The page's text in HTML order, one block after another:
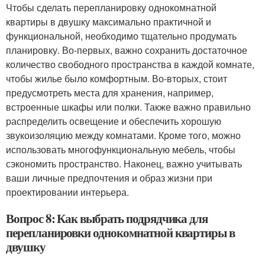
Чтобы сделать перепланировку однокомнатной
квартиры в двушку максимально практичной и
функциональной, необходимо тщательно продумать
планировку. Во-первых, важно сохранить достаточное
количество свободного пространства в каждой комнате,
чтобы жилье было комфортным. Во-вторых, стоит
предусмотреть места для хранения, например,
встроенные шкафы или полки. Также важно правильно
распределить освещение и обеспечить хорошую
звукоизоляцию между комнатами. Кроме того, можно
использовать многофункциональную мебель, чтобы
сэкономить пространство. Наконец, важно учитывать
ваши личные предпочтения и образ жизни при
проектировании интерьера.
Вопрос 8: Как выбрать подрядчика для
перепланировки однокомнатной квартиры в
двушку